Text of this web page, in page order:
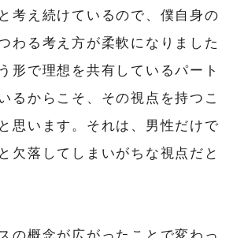
考え続けているので、僕自身の
わる考え方が柔軟になりました
形で理想を共有しているパート
るからこそ、その視点を持つこ
思います。それは、男性だけで
欠落してしまいがちな視点だと
の概念が広がったことで変わっ